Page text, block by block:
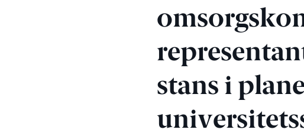
stans i